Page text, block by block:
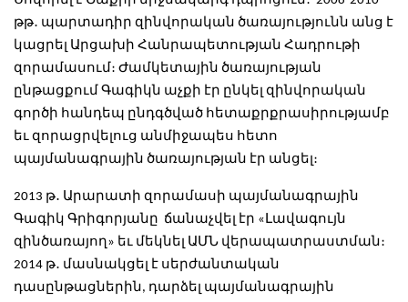
թթ․ պարտադիր զինվորական ծառայությունն անց է
կացրել Արցախի Հանրապետության Հադրութի
զորամասում։ Ժամկետային ծառայության
ընթացքում Գագիկն աչքի էր ընկել զինվորական
գործի հանդեպ ընդգծված հետաքրքրասիրությամբ
եւ զորացրվելուց անմիջապես հետո
պայմանագրային ծառայության էր անցել։
2013 թ․ Արարատի զորամասի պայմանագրային
Գագիկ Գրիգորյանը ճանաչվել էր «Լավագույն
զինծառայող» եւ մեկնել ԱՄՆ վերապատրաստման։
2014 թ․ մասնակցել է սերժանտական
դասընթացներին, դարձել պայմանագրային